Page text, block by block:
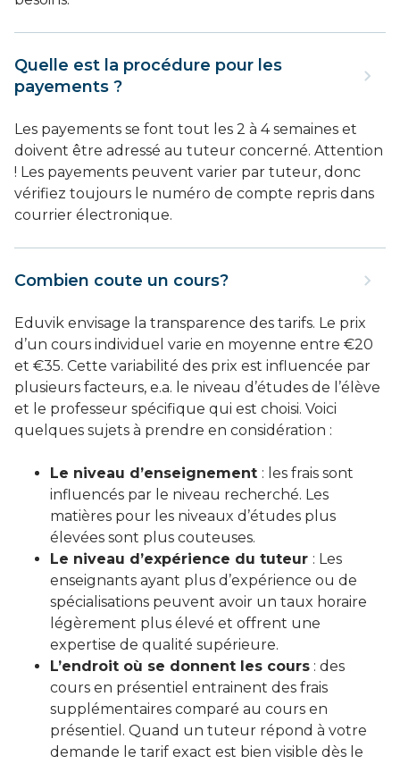
Quelle est la procédure pour les
payements ?
Les payements se font tout les 2 à 4 semaines et
doivent être adressé au tuteur concerné. Attention
! Les payements peuvent varier par tuteur, donc
vérifiez toujours le numéro de compte repris dans
courrier électronique.
Combien coute un cours?
Eduvik envisage la transparence des tarifs. Le prix
d’un cours individuel varie en moyenne entre €20
et €35. Cette variabilité des prix est influencée par
plusieurs facteurs, e.a. le niveau d’études de l’élève
et le professeur spécifique qui est choisi. Voici
quelques sujets à prendre en considération :
Le niveau d’enseignement : les frais sont
influencés par le niveau recherché. Les
matières pour les niveaux d’études plus
élevées sont plus couteuses.
Le niveau d’expérience du tuteur : Les
enseignants ayant plus d’expérience ou de
spécialisations peuvent avoir un taux horaire
légèrement plus élevé et offrent une
expertise de qualité supérieure.
L’endroit où se donnent les cours : des
cours en présentiel entrainent des frais
supplémentaires comparé au cours en
présentiel. Quand un tuteur répond à votre
demande le tarif exact est bien visible dès le